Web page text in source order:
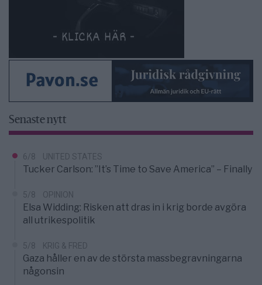
Senaste nytt
6/8 UNITED STATES
Tucker Carlson: ”It’s Time to Save America” – Finally
5/8 OPINION
Elsa Widding: Risken att dras in i krig borde avgöra
all utrikespolitik
5/8 KRIG & FRED
Gaza håller en av de största massbegravningarna
någonsin